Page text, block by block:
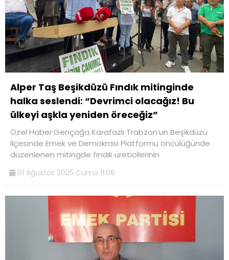
Alper Taş Beşikdüzü Fındık mitinginde
halka seslendi: “Devrimci olacağız! Bu
ülkeyi aşkla yeniden öreceğiz”
Özel Haber:Gençağa Karafazlı Trabzon’un Beşikdüzü
ilçesinde Emek ve Demokrasi Platformu öncülüğünde
düzenlenen mitingde fındık üreticilerinin
01 Ağustos 2025 Cuma 11:06